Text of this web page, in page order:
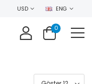
USD ENG
0